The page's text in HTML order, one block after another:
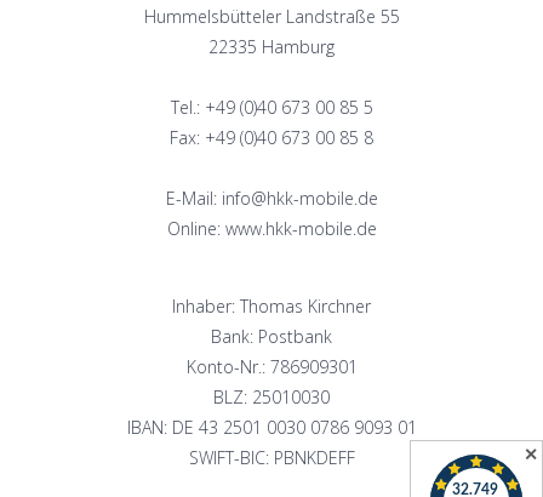
Hummelsbütteler Landstraße 55
22335 Hamburg
Tel.: +49 (0)40 673 00 85 5
Fax: +49 (0)40 673 00 85 8
E-Mail: info@hkk-mobile.de
Online: www.hkk-mobile.de
Inhaber: Thomas Kirchner
Bank: Postbank
Konto-Nr.: 786909301
BLZ: 25010030
IBAN: DE 43 2501 0030 0786 9093 01
SWIFT-BIC: PBNKDEFF
✕